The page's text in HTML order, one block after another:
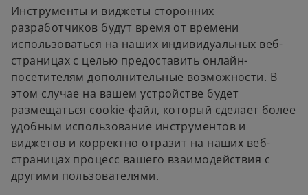
Инструменты и виджеты сторонних
разработчиков будут время от времени
использоваться на наших индивидуальных веб-
страницах с целью предоставить онлайн-
посетителям дополнительные возможности. В
этом случае на вашем устройстве будет
размещаться cookie-файл, который сделает более
удобным использование инструментов и
виджетов и корректно отразит на наших веб-
страницах процесс вашего взаимодействия с
другими пользователями.